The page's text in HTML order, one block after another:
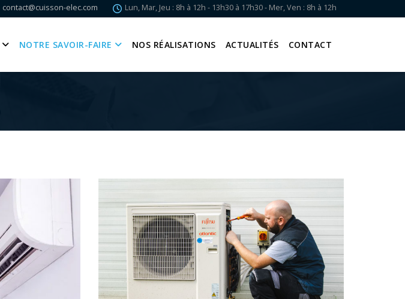
contact@cuisson-elec.com Lun, Mar, Jeu : 8h à 12h - 13h30 à 17h30 - Mer, Ven : 8h à 12h
NOTRE SAVOIR-FAIRE NOS RÉALISATIONS ACTUALITÉS CONTACT